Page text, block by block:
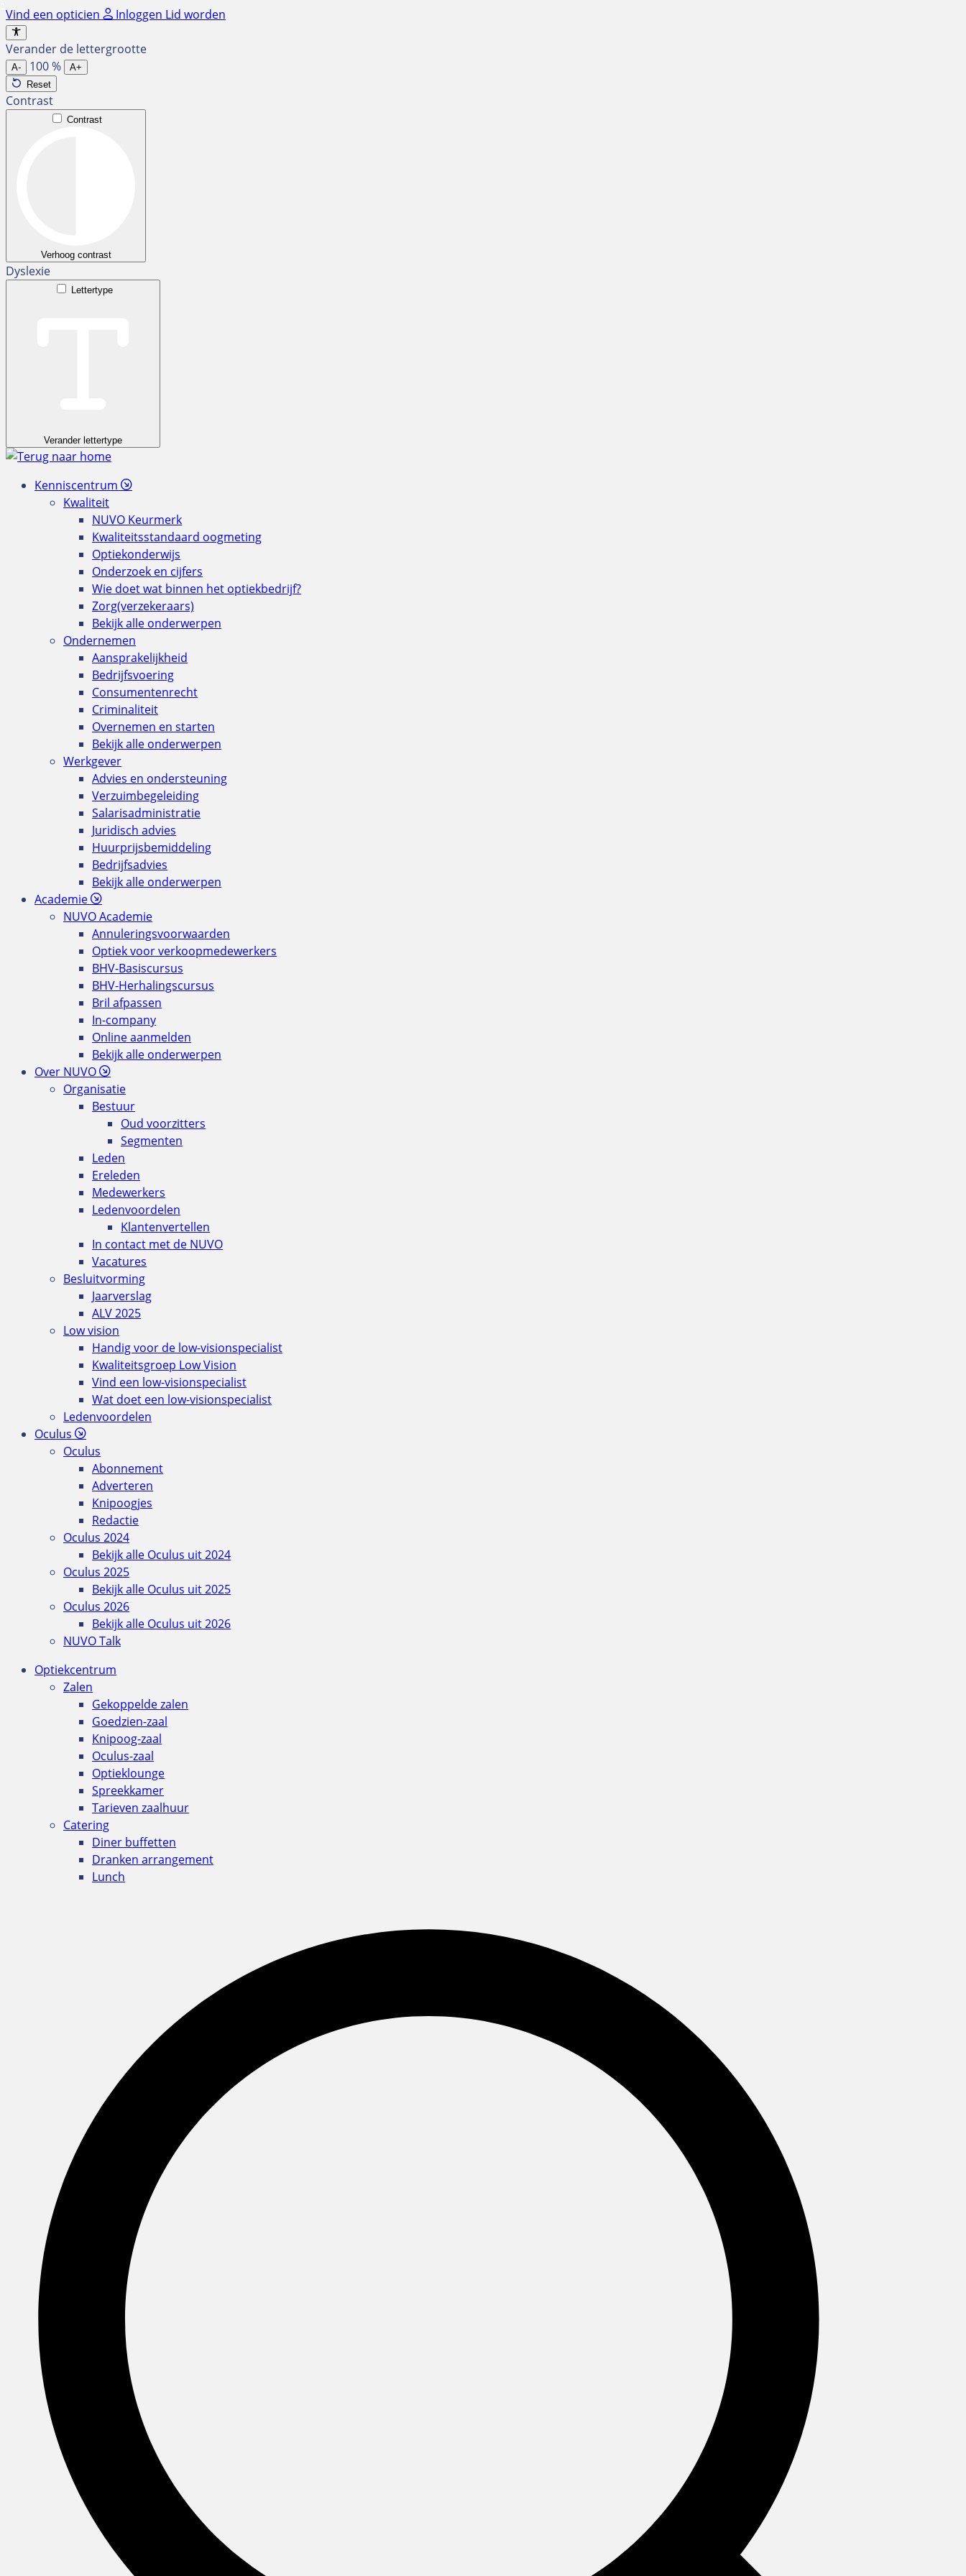
Ga
naar
de
inhoud
Vind een opticien Inloggen Lid worden
Verander de lettergrootte
A- 100%
A+
Reset
Contrast
Contrast
Verhoog contrast
Dyslexie
Lettertype
Verander lettertype
Kenniscentrum
Kwaliteit
NUVO Keurmerk
Kwaliteitsstandaard oogmeting
Optiekonderwijs
Onderzoek en cijfers
Wie doet wat binnen het optiekbedrijf?
Zorg(verzekeraars)
Bekijk alle onderwerpen
Ondernemen
Aansprakelijkheid
Bedrijfsvoering
Consumentenrecht
Criminaliteit
Overnemen en starten
Bekijk alle onderwerpen
Werkgever
Advies en ondersteuning
Verzuimbegeleiding
Salarisadministratie
Juridisch advies
Huurprijsbemiddeling
Bedrijfsadvies
Bekijk alle onderwerpen
Academie
NUVO Academie
Annuleringsvoorwaarden
Optiek voor verkoopmedewerkers
BHV-Basiscursus
BHV-Herhalingscursus
Bril afpassen
In-company
Online aanmelden
Bekijk alle onderwerpen
Over NUVO
Organisatie
Bestuur
Oud voorzitters
Segmenten
Leden
Ereleden
Medewerkers
Ledenvoordelen
Klantenvertellen
In contact met de NUVO
Vacatures
Besluitvorming
Jaarverslag
ALV 2025
Low vision
Handig voor de low-visionspecialist
Kwaliteitsgroep Low Vision
Vind een low-visionspecialist
Wat doet een low-visionspecialist
Ledenvoordelen
Oculus
Oculus
Abonnement
Adverteren
Knipoogjes
Redactie
Oculus 2024
Bekijk alle Oculus uit 2024
Oculus 2025
Bekijk alle Oculus uit 2025
Oculus 2026
Bekijk alle Oculus uit 2026
NUVO Talk
Optiekcentrum
Zalen
Gekoppelde zalen
Goedzien-zaal
Knipoog-zaal
Oculus-zaal
Optieklounge
Spreekkamer
Tarieven zaalhuur
Catering
Diner buffetten
Dranken arrangement
Lunch